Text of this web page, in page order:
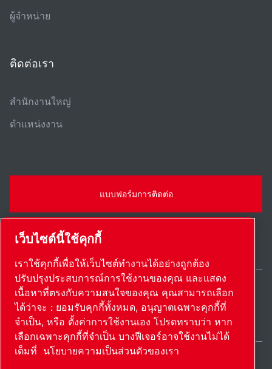
ผู้จําหน่าย
ติดต่อเรา
สํานักงานใหญ่
ตําแหน่งงาน
แบบฟอร์มการติดต่อ
แผนผังเว็บไซต์ตั้งค่าการใช้งานเอง © 2026 ลิขสิทธิ์
Thailand / TH
เว็บไซต์นี้ใช้คุกกี้
เราใช้คุกกี้เพื่อให้เว็บไซต์ทำงานได้อย่างถูกต้อง
ปรับปรุงประสบการณ์การใช้งานของคุณ และแสดง
เนื้อหาที่ตรงกับความสนใจของคุณ คุณสามารถเลือก
ได้ว่าจะ : ยอมรับคุกกี้ทั้งหมด, อนุญาตเฉพาะคุกกี้ที่
จำเป็น, หรือ ตั้งค่าการใช้งานเอง โปรดทราบว่า หาก
เลือกเฉพาะคุกกี้ที่จำเป็น บางฟีเจอร์อาจใช้งานไม่ได้
เต็มที่ นโยบายความเป็นส่วนตัวของเรา